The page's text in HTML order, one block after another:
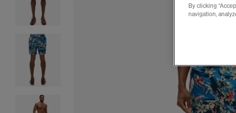
By clicking
navigation,